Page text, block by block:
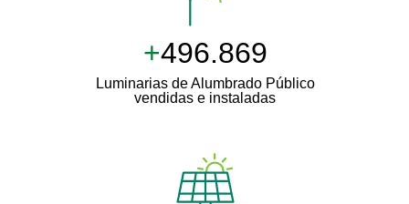
+511.000
Luminarias de Alumbrado Público
vendidas e instaladas